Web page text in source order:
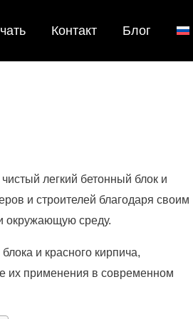
Контакт Блог
легкий бетонный блок и
и строителей благодаря своим
окружающую среду.
и красного кирпича,
их применения в современном